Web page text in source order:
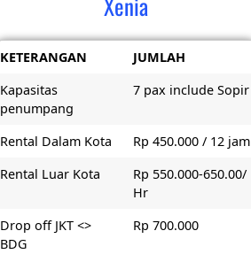
KETERANGAN
JUMLAH
Kapasitas
penumpang
7 pax include Sopir
Rental Dalam Kota
Rp 450.000 / 12 jam
Rental Luar Kota
Rp 550.000-650.00/
Hr
Drop off JKT <>
BDG
Rp 700.000